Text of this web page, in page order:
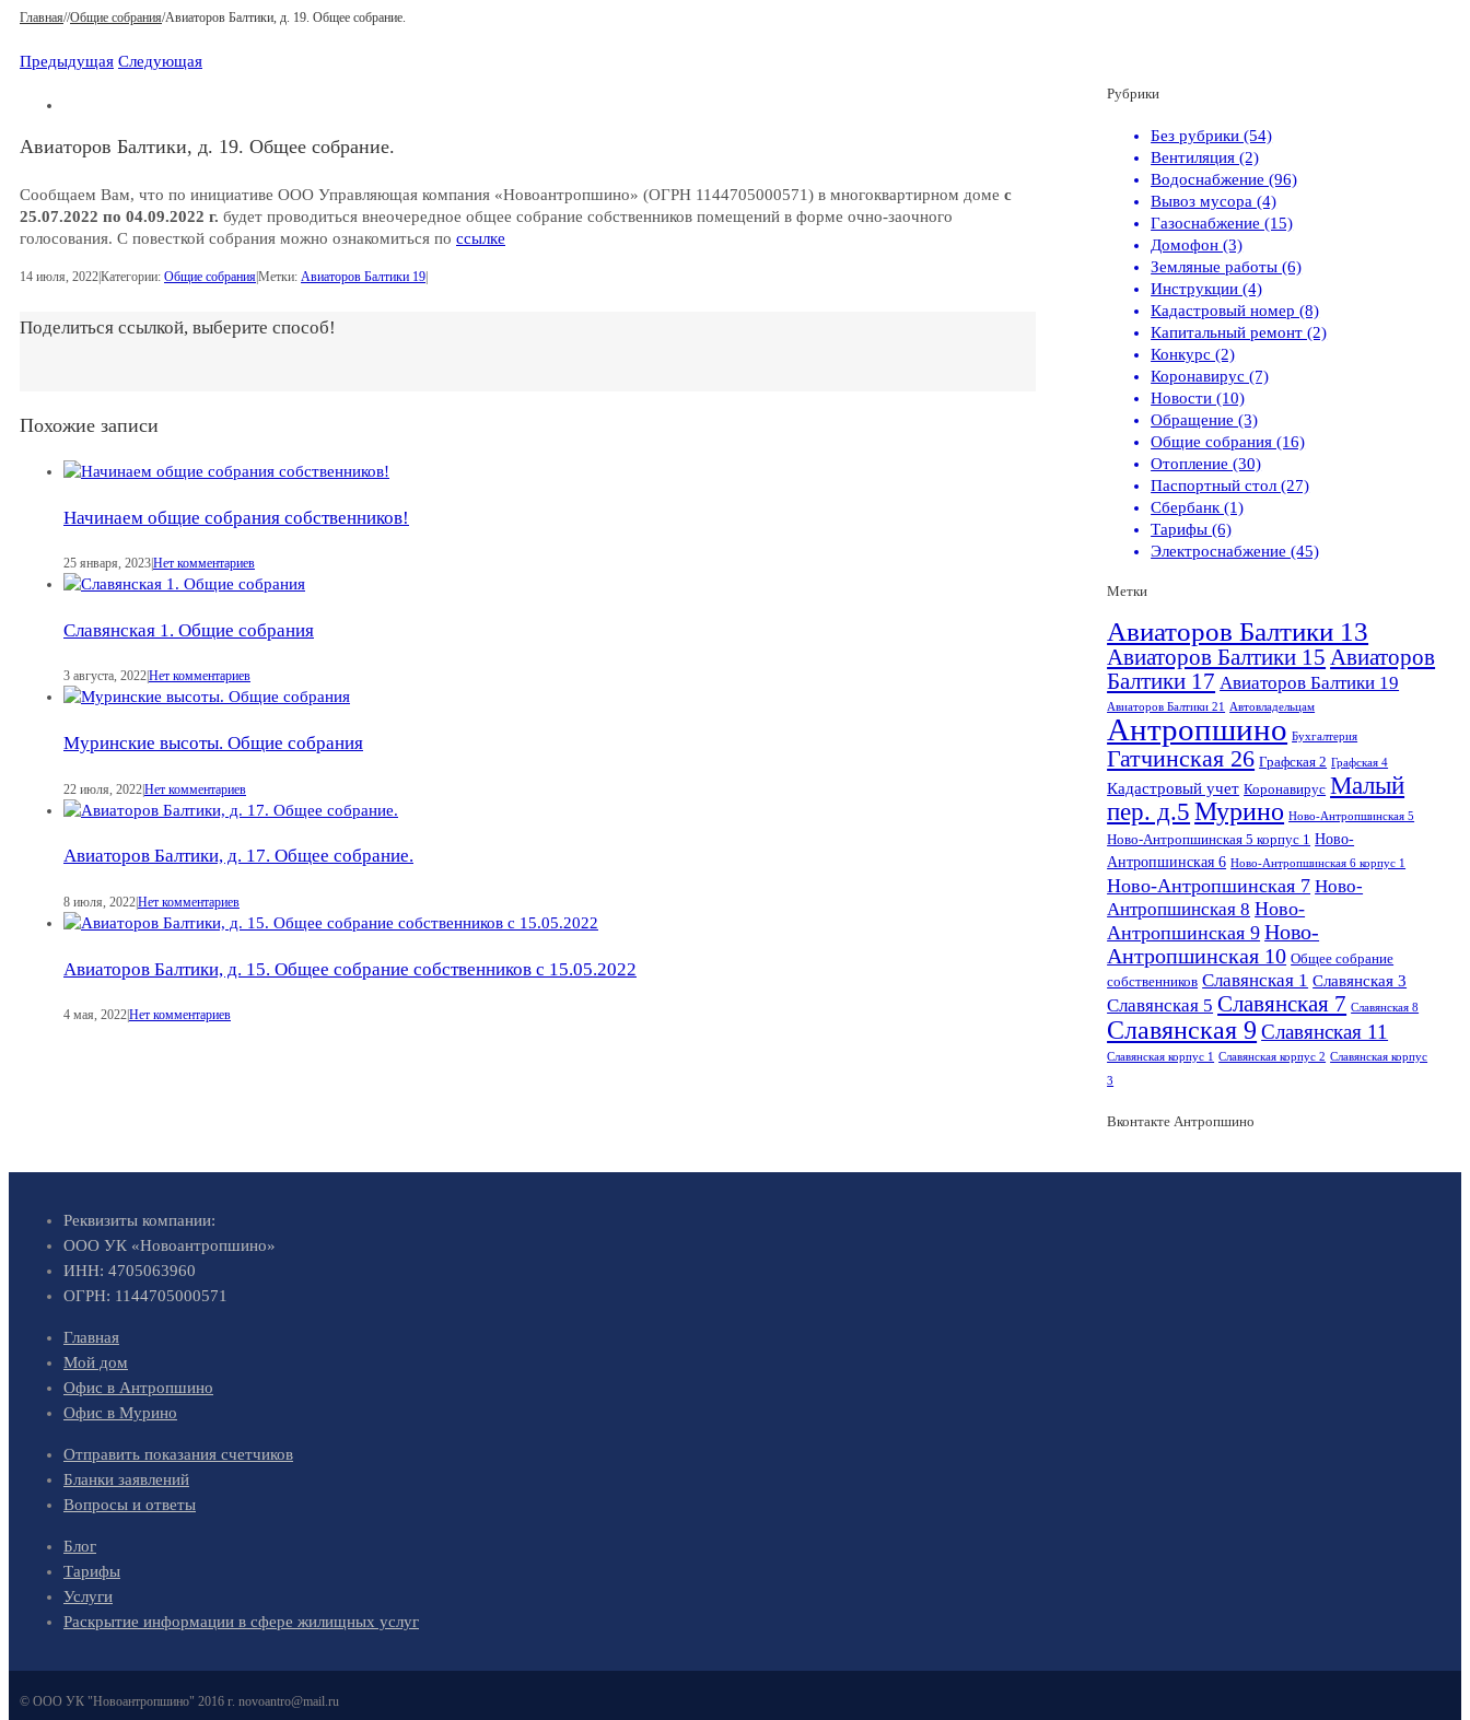
Главная//Общие собрания/Авиаторов Балтики, д. 19. Общее собрание.
Предыдущая Следующая
Авиаторов Балтики, д. 19. Общее собрание.
Сообщаем Вам, что по инициативе ООО Управляющая компания «Новоантропшино» (ОГРН 1144705000571) в многоквартирном доме с
25.07.2022 по 04.09.2022 г. будет проводиться внеочередное общее собрание собственников помещений в форме очно-заочного
голосования. С повесткой собрания можно ознакомиться по ссылке
14 июля, 2022|Категории: Общие собрания|Метки: Авиаторов Балтики 19|
Поделиться ссылкой, выберите способ!
Похожие записи
Начинаем общие собрания собственников!
25 января, 2023Нет комментариев
Славянская 1. Общие собрания
3 августа, 2022Нет комментариев
Муринские высоты. Общие собрания
22 июля, 2022|Нет комментариев
Авиаторов Балтики, д. 17. Общее собрание.
8 июля, 2022|Нет комментариев
Авиаторов Балтики, д. 15. Общее собрание собственников с 15.05.2022
4 мая, 2022Нет комментариев
Рубрики
Без рубрики (54)
Вентиляция (2)
Водоснабжение (96)
Вывоз мусора (4)
Газоснабжение (15)
Домофон (3)
Земляные работы (6)
Инструкции (4)
Кадастровый номер (8)
Капитальный ремонт (2)
Конкурс (2)
Коронавирус (7)
Новости (10)
Обращение (3)
Общие собрания (16)
Отопление (30)
Паспортный стол (27)
Сбербанк (1)
Тарифы (6)
Электроснабжение (45)
Метки
Авиаторов Балтики 13
Авиаторов Балтики 15 Авиаторов
Балтики 17 Авиаторов Балтики 19
Авиаторов Балтики 21 Автовладельцам
Антропшино Бухгалтерия
Гатчинская 26 Графская 2 Графская 4
Кадастровый учет Коронавирус Малый
пер. д.5Мурино Ново-Антропшинская 5
Ново-Антропшинская 5 корпус 1 Ново-
Антропшинская 6 Ново-Антропшинская 6 корпус 1
Ново-Антропшинская 7 Ново-
Антропшинская 8 Ново-
Антропшинская 9 Ново-
Антропшинская 10 Общее собрание
собственников Славянская 1 Славянская 3
Славянская 5 Славянская 7 Славянская 8
Славянская 9 Славянская 11
Славянская корпус 1 Славянская корпус 2 Славянская корпус
3
Вконтакте Антропшино
Реквизиты компании:
ООО УК «Новоантропшино»
ИНН: 4705063960
ОГРН: 1144705000571
Главная
Мой дом
Офис в Антропшино
Офис в Мурино
Отправить показания счетчиков
Бланки заявлений
Вопросы и ответы
Блог
Тарифы
Услуги
Раскрытие информации в сфере жилищных услуг
© ООО УК "Новоантропшино" 2016 г. novoantro@mail.ru